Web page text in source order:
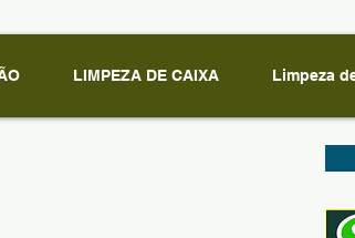
LIMPEZA DE CAIXA Limpeza